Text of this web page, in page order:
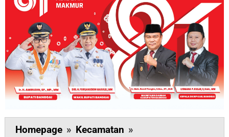
Homepage » Kecamatan »